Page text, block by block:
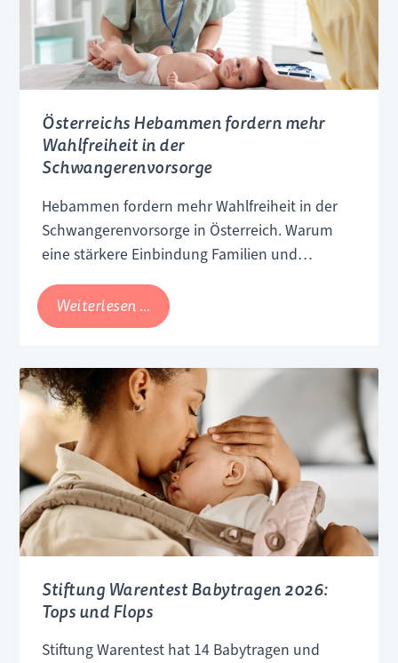
Schadstoffen
Österreichs Hebammen fordern mehr
Wahlfreiheit in der
Schwangerenvorsorge
Hebammen fordern mehr Wahlfreiheit in der
Schwangerenvorsorge in Österreich. Warum
eine stärkere Einbindung Familien und
Weiterlesen … Österreichs
Hebammen
mehr
Wahlfreiheit
der
Schwangerenvorsorge
Stiftung Warentest Babytragen 2026:
Tops und Flops
Stiftung Warentest hat 14 Babytragen und